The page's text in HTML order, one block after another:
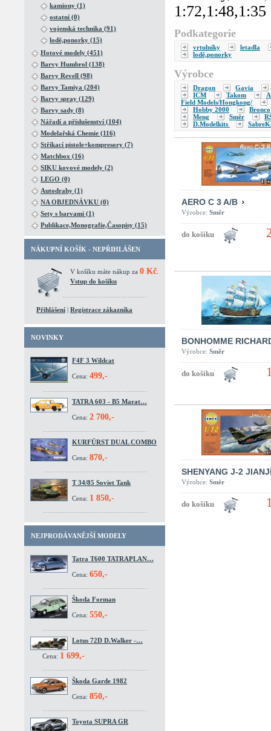
kamiony (1)
ostatní (0)
vojenská technika (91)
lodě,ponorky (15)
Hotové modely (451)
Barvy Humbrol (138)
Barvy Revell (98)
Barvy Tamiya (204)
Barvy spray (129)
Barvy sady (8)
Nářadí a příslušenství (104)
Modelařská Chemie (116)
Stříkací pistole+kompresory (7)
Matchbox (16)
SIKU kovové modely (2)
LEGO (0)
Autodrahy (1)
NA OBJEDNÁVKU (0)
Sety s barvami (1)
Publikace,Monografie,Časopisy (15)
NÁKUPNÍ KOŠÍK - NEPŘIHLÁŠEN
V košíku máte nákup za 0 Kč
Vstup do košíku
Přihlášení | Registrace zákazníka
NOVINKY
F4F 3 Wildcat
Cena: 499,-
TATRA 603 - B5 Marat…
Cena: 2 700,-
KURFÜRST DUAL COMBO
Cena: 870,-
T 34/85 Soviet Tank
Cena: 1 850,-
NEJPRODÁVANĚJŠÍ MODELY
Tatra T600 TATRAPLAN…
Cena: 650,-
Škoda Forman
Cena: 550,-
Lotus 72D D.Walker -…
Cena: 1 699,-
Škoda Garde 1982
Cena: 850,-
Toyota SUPRA GR
1:72,1:48,1:35
Podkategorie
vrtulníky
letadla
lodě,ponorky
Výrobce
Dragon
Gavia
ICM
Takom
Field Models/Hongkong/
Hobby 2000
Bronco
Meng
Směr
D.Modelkits
AERO C 3 A/B
Výrobce: Směr
BONHOMME
Výrobce: Směr
SHENYANG J-2
Výrobce: Směr